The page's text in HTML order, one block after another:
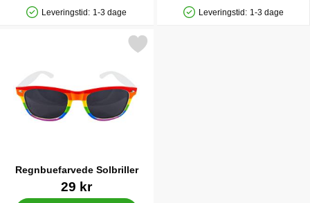
Produkttilgængelighed: På lager
Leveringstid: 1-3 dage
Produkttilgængelighed: På lager
Leveringstid: 1-3 dage
Regnbuefarvede Solbriller
Varenr 2434329 kr
Markér regnbuefarvede Solbriller som favorit